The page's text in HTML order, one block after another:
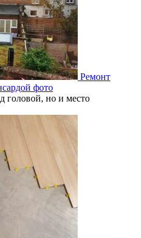
Ремонт
фото
головой, но и место